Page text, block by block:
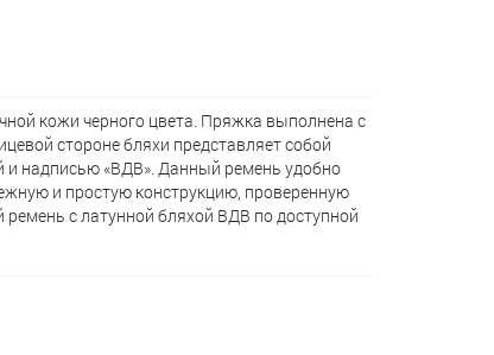
кожи черного цвета. Пряжка выполнена с
стороне бляхи представляет собой
надписью «ВДВ». Данный ремень удобно
и простую конструкцию, проверенную
с латунной бляхой ВДВ по доступной